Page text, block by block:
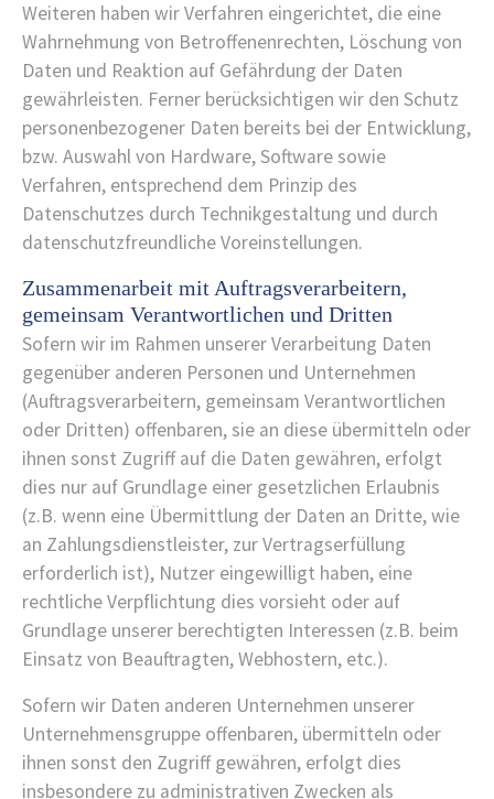
Weiteren haben wir Verfahren eingerichtet, die eine
Wahrnehmung von Betroffenenrechten, Löschung von
Daten und Reaktion auf Gefährdung der Daten
gewährleisten. Ferner berücksichtigen wir den Schutz
personenbezogener Daten bereits bei der Entwicklung,
bzw. Auswahl von Hardware, Software sowie
Verfahren, entsprechend dem Prinzip des
Datenschutzes durch Technikgestaltung und durch
datenschutzfreundliche Voreinstellungen.
Zusammenarbeit mit Auftragsverarbeitern,
gemeinsam Verantwortlichen und Dritten
Sofern wir im Rahmen unserer Verarbeitung Daten
gegenüber anderen Personen und Unternehmen
(Auftragsverarbeitern, gemeinsam Verantwortlichen
oder Dritten) offenbaren, sie an diese übermitteln oder
ihnen sonst Zugriff auf die Daten gewähren, erfolgt
dies nur auf Grundlage einer gesetzlichen Erlaubnis
(z.B. wenn eine Übermittlung der Daten an Dritte, wie
an Zahlungsdienstleister, zur Vertragserfüllung
erforderlich ist), Nutzer eingewilligt haben, eine
rechtliche Verpflichtung dies vorsieht oder auf
Grundlage unserer berechtigten Interessen (z.B. beim
Einsatz von Beauftragten, Webhostern, etc.).
Sofern wir Daten anderen Unternehmen unserer
Unternehmensgruppe offenbaren, übermitteln oder
ihnen sonst den Zugriff gewähren, erfolgt dies
insbesondere zu administrativen Zwecken als